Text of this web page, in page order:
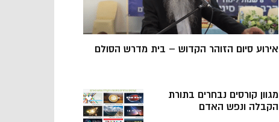
אירוע סיום הזוהר הקדוש – בית מדרש הסולם
מגוון קורסים נבחרים בתורת
הקבלה ונפש האדם